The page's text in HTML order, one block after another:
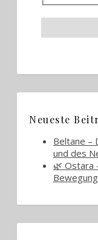
Neueste
Beltane –
und des
🌿 Ostara